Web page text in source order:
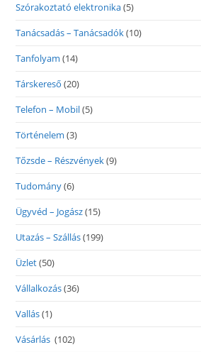
Szórakoztató elektronika(5)
Tanácsadás – Tanácsadók(10)
Tanfolyam (14)
Társkereső (20)
Telefon – Mobil(5)
Történelem (3)
Tőzsde – Részvények(9)
Tudomány(6)
Ügyvéd – Jogász(15)
Utazás – Szállás(199)
Üzlet(50)
Vállalkozás(36)
Vallás(1)
Vásárlás (102)